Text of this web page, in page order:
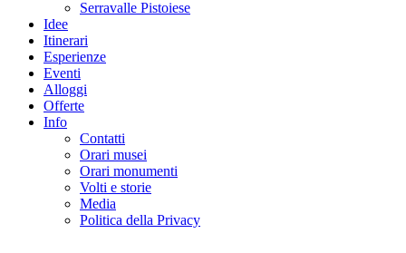
Serravalle Pistoiese
Idee
Itinerari
Esperienze
Eventi
Alloggi
Offerte
Info
Contatti
Orari musei
Orari monumenti
Volti e storie
Media
Politica della Privacy